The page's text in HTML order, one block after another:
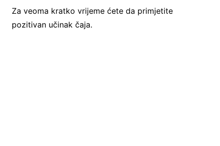
Za veoma kratko vrijeme ćete da primjetite
pozitivan učinak čaja.